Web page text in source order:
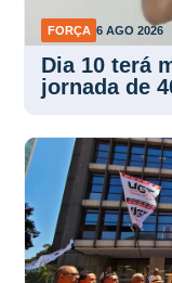
FORÇA 6 AGO 2026
Dia 10 terá
jornada de